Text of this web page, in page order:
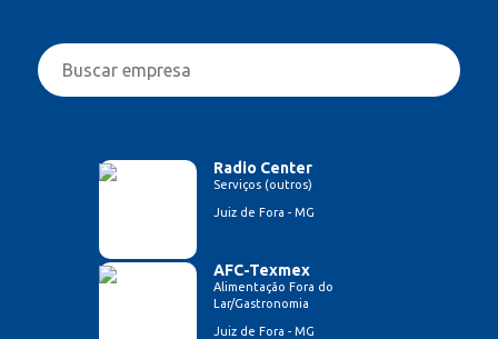
Radio Center
Serviços (outros)
Juiz de Fora - MG
AFC-Texmex
Alimentação Fora do
Lar/Gastronomia
Juiz de Fora - MG